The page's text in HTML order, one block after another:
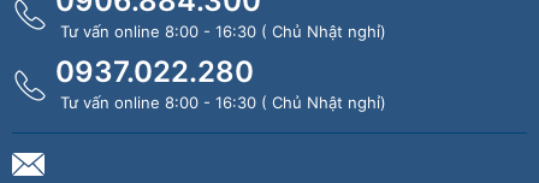
Tư vấn online 8:00 - 16:30 ( Chủ Nhật nghỉ)
0937.022.280
Tư vấn online 8:00 - 16:30 ( Chủ Nhật nghỉ)